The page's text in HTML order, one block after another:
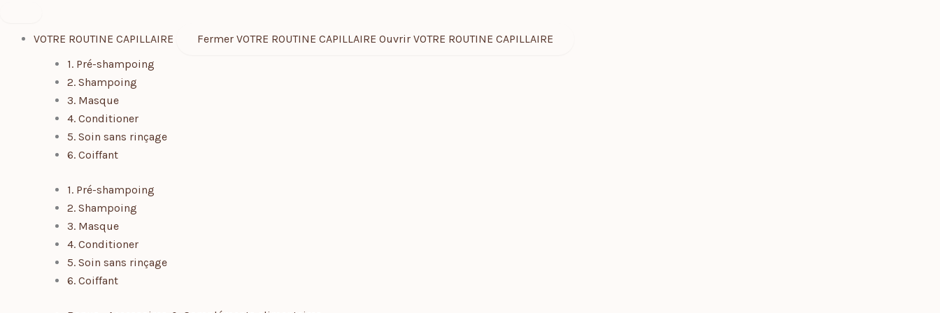
contenuVOTRE ROUTINE CAPILLAIRE Fermer VOTRE ROUTINE CAPILLAIRE Ouvrir VOTRE ROUTINE CAPILLAIRE
1. Pré-shampoing
2. Shampoing
3. Masque
4. Conditioner
5. Soin sans rinçage
6. Coiffant
1. Pré-shampoing
2. Shampoing
3. Masque
4. Conditioner
5. Soin sans rinçage
6. Coiffant